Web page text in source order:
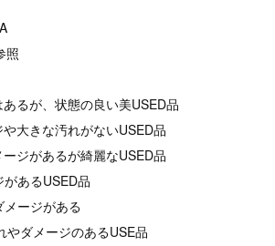
照
るが、状態の良い美USED品
大きな汚れがないUSED品
ジがあるが綺麗なUSED品
あるUSED品
ージがある
ダメージのあるUSE品